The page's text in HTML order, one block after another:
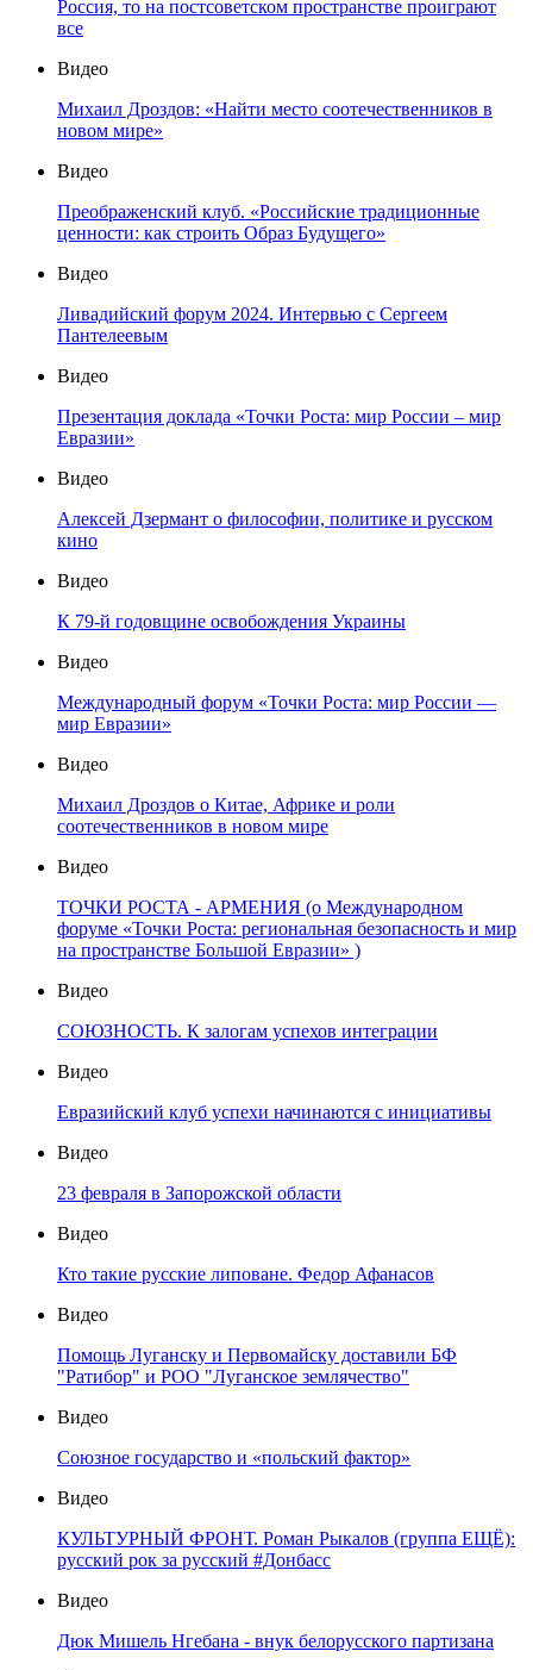
Россия, то на постсоветском пространстве проиграют
все
Видео
Михаил Дроздов: «Найти место соотечественников в
новом мире»
Видео
Преображенский клуб. «Российские традиционные
ценности: как строить Образ Будущего»
Видео
Ливадийский форум 2024. Интервью с Сергеем
Пантелеевым
Видео
Презентация доклада «Точки Роста: мир России – мир
Евразии»
Видео
Алексей Дзермант о философии, политике и русском
кино
Видео
К 79-й годовщине освобождения Украины
Видео
Международный форум «Точки Роста: мир России —
мир Евразии»
Видео
Михаил Дроздов о Китае, Африке и роли
соотечественников в новом мире
Видео
ТОЧКИ РОСТА - АРМЕНИЯ (о Международном
форуме «Точки Роста: региональная безопасность и мир
на пространстве Большой Евразии» )
Видео
СОЮЗНОСТЬ. К залогам успехов интеграции
Видео
Евразийский клуб успехи начинаются с инициативы
Видео
23 февраля в Запорожской области
Видео
Кто такие русские липоване. Федор Афанасов
Видео
Помощь Луганску и Первомайску доставили БФ
"Ратибор" и РОО "Луганское землячество"
Видео
Союзное государство и «польский фактор»
Видео
КУЛЬТУРНЫЙ ФРОНТ. Роман Рыкалов (группа ЕЩЁ):
русский рок за русский #Донбасс
Видео
Дюк Мишель Нгебана - внук белорусского партизана